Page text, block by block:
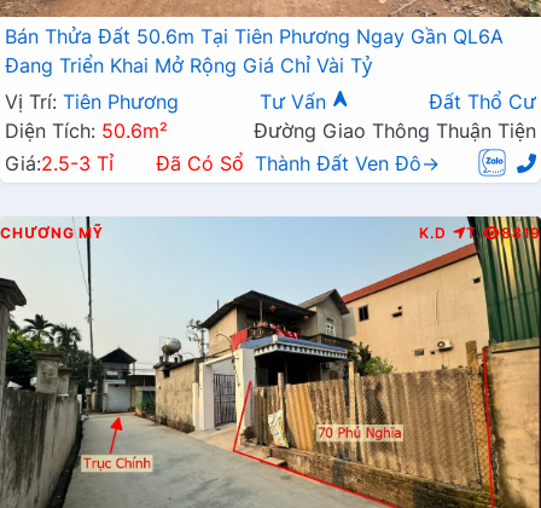
Bán Thửa Đất 50.6m Tại Tiên Phương Ngay Gần QL6A
Đang Triển Khai Mở Rộng Giá Chỉ Vài Tỷ
Vị Trí: Tiên Phương Tư Vấn
Đất Thổ Cư
Diện Tích: 50.6m²
Đường Giao Thông Thuận Tiện
Giá:2.5-3 Tỉ Đã Có Sổ Thành Đất Ven Đô→
CHƯƠNG MỸ K.D T 8819